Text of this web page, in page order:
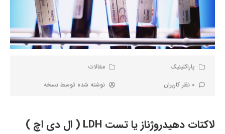
پاراکلینیک
مقالات
0 نظر کاربران
نوشته شده توسط نسخه
لاکتات دهیدروژناز یا تست LDH ( ال دی اچ )